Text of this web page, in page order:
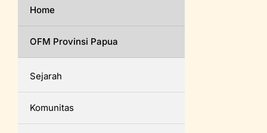
Home
OFM Provinsi Papua
Sejarah
Komunitas